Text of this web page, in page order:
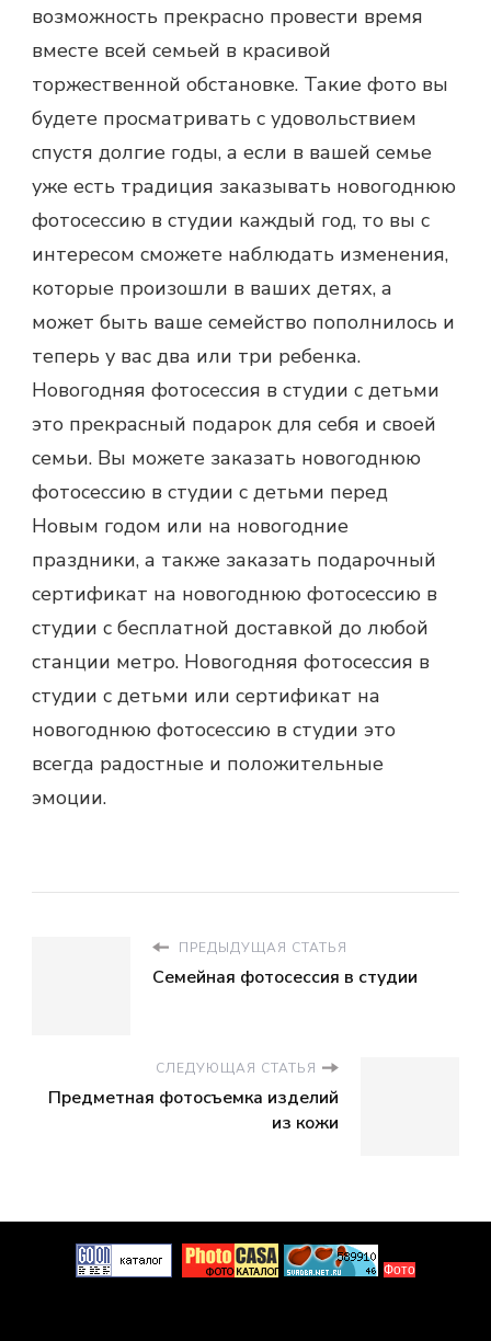
возможность прекрасно провести время
вместе всей семьей в красивой
торжественной обстановке. Такие фото вы
будете просматривать с удовольствием
спустя долгие годы, а если в вашей семье
уже есть традиция заказывать новогоднюю
фотосессию в студии каждый год, то вы с
интересом сможете наблюдать изменения,
которые произошли в ваших детях, а
может быть ваше семейство пополнилось и
теперь у вас два или три ребенка.
Новогодняя фотосессия в студии с детьми
это прекрасный подарок для себя и своей
семьи. Вы можете заказать новогоднюю
фотосессию в студии с детьми перед
Новым годом или на новогодние
праздники, а также заказать подарочный
сертификат на новогоднюю фотосессию в
студии с бесплатной доставкой до любой
станции метро. Новогодняя фотосессия в
студии с детьми или сертификат на
новогоднюю фотосессию в студии это
всегда радостные и положительные
эмоции.
ПРЕДЫДУЩАЯ СТАТЬЯ
Семейная фотосессия в студии
СЛЕДУЮЩАЯ СТАТЬЯ
Предметная фотосъемка изделий
из кожи
Фото